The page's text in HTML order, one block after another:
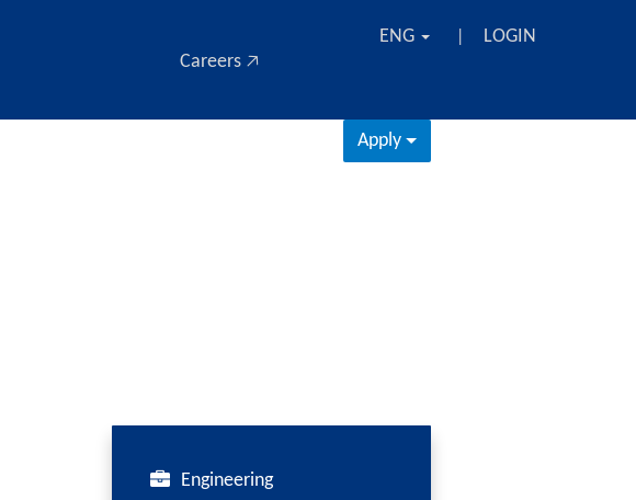
Careers 🡥
ENG LOGIN
Apply
Engineering